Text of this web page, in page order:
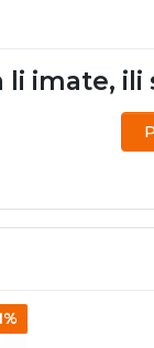
li imate,